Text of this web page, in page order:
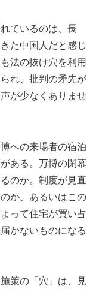
ているのは、長
た中国人だと感じ
法の抜け穴を利用
れ、批判の矛先が
が少なくありませ
への来場者の宿泊
ある。万博の閉幕
のか。制度が見直
か、あるいはこの
って住宅が買い占
かないものになる
策の「穴」は、見